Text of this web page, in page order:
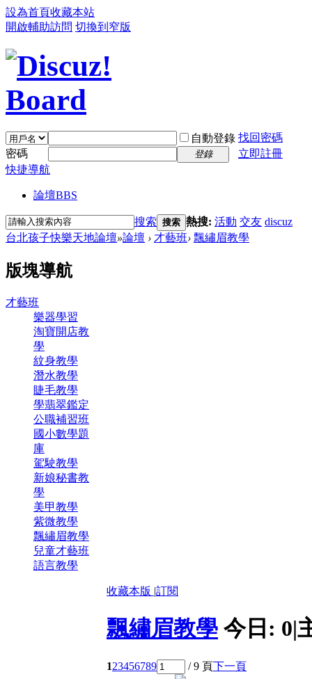
設為首頁收藏本站
開啟輔助訪問 切換到窄版
自動登錄 找回密碼
密碼
登錄
立即註冊
快捷導航
論壇BBS
搜索 搜索 熱搜: 活動 交友 discuz
台北孩子快樂天地論壇»論壇 › 才藝班› 飄繡眉教學
版塊導航
才藝班
樂器學習
淘寶開店教
學
紋身教學
潛水教學
睫毛教學
學翡翠鑑定
公職補習班
國小數學題
庫
駕駛教學
新娘秘書教
學
美甲教學
紫微教學
飄繡眉教學
兒童才藝班
語言教學
收藏本版 |訂閱
飄繡眉教學 今日: 0|
123456789 / 9 頁下一頁